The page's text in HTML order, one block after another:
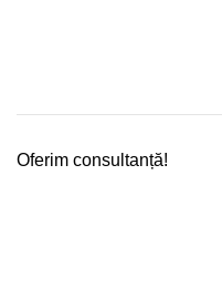
Oferim consultanță!